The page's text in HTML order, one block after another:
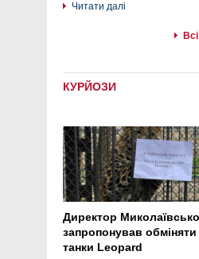
Читати далі
КУРЙОЗИ
Директор
запропонував
танки Leopard